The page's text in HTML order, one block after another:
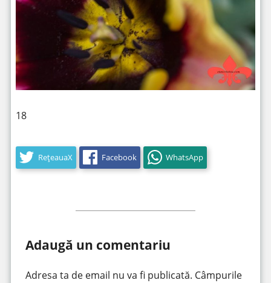
18
RețeauaX Facebook WhatsApp
Adaugă un comentariu
Adresa ta de email nu va fi publicată. Câmpurile